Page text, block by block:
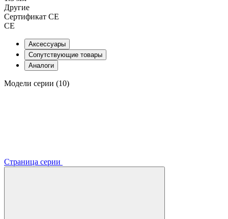
Другие
Сертификат CE
CE
Аксессуары
Сопутствующие товары
Аналоги
Модели серии (10)
Страница серии